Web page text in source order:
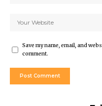
Save my name, email, and
comment.